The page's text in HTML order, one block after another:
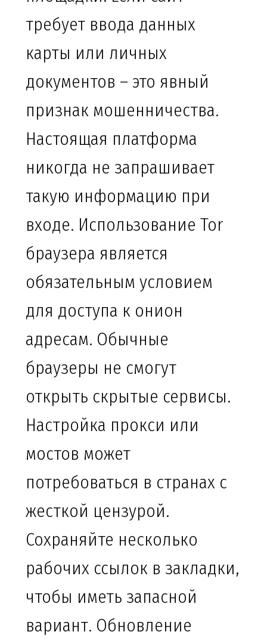
требует ввода данных
карты или личных
документов – это явный
признак мошенничества.
Настоящая платформа
никогда не запрашивает
такую информацию при
входе. Использование Tor
браузера является
обязательным условием
для доступа к онион
адресам. Обычные
браузеры не смогут
открыть скрытые сервисы.
Настройка прокси или
мостов может
потребоваться в странах с
жесткой цензурой.
Сохраняйте несколько
рабочих ссылок в закладки,
чтобы иметь запасной
вариант. Обновление